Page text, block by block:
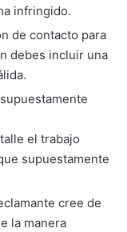
infringido.
de contacto para
debes incluir una
el trabajo
supuestamente
cree de
la manera